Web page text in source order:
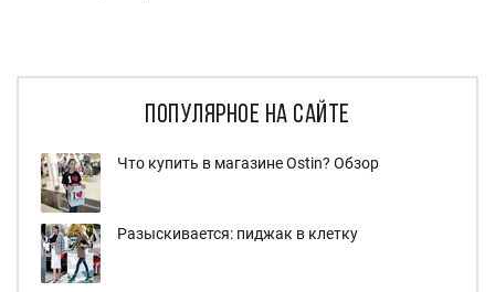
популярное на сайте
Что купить в магазине Ostin? Обзор
Разыскивается: пиджак в клетку